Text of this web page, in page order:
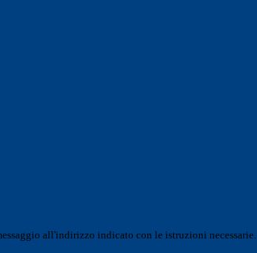
all'indirizzo indicato con le istruzioni necessarie.